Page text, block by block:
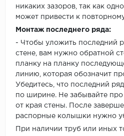
никаких зазоров, так как
может привести к
Монтаж последнего ряда:
- Чтобы уложить последний
стене, вам нужно обратной
планку на планку
линию, которая обозначит
Убедитесь, что последний
по ширине. Не забывайте
от края стены. После
распорные колышки нужно
При наличии труб или иных